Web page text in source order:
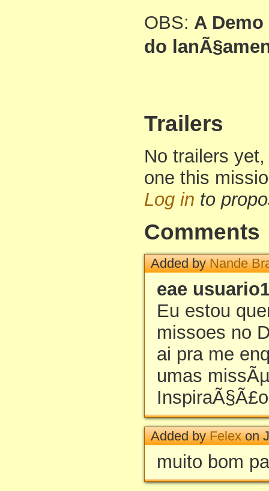
OBS: A
do
Trailers
No trailers
one this
Log in to
Comments
Added byNande
eae
Eu estou
missoes no
ai pra me
umas
Added byFelexon
muito bom